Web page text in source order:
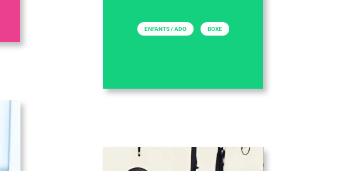
ENFANTS / ADO BOXE